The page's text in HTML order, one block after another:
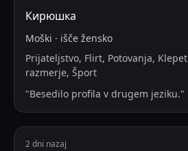
Кирюшка
Moški · išče žensko
Prijateljstvo, Flirt, Potovanja,
razmerje, Šport
"Besedilo profila v drugem jeziku."
2 dni nazaj